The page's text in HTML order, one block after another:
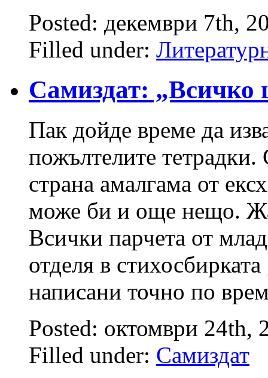
Posted: декември 7th,
Filled under:
Самиздат: „Всичко
Пак дойде време да
пожълтелите тетрадки.
страна амалгама от
може би и още нещо.
Всички парчета от
отделя в
написани точно по
Posted: октомври 24th,
Filled under: Самиздат